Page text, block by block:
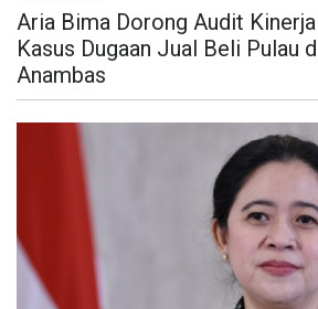
Aria Bima Dorong Audit
Kasus Dugaan Jual Beli Pulau
Anambas